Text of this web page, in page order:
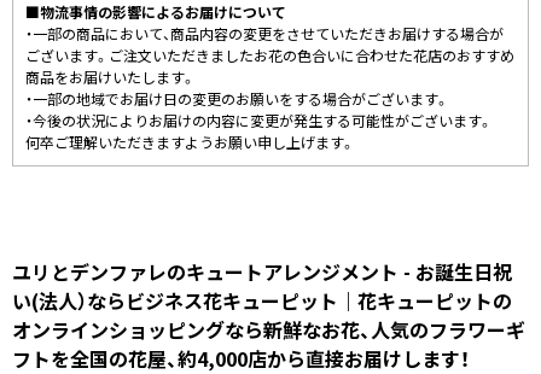
■物流事情の影響によるお届けについて
・一部の商品において、商品内容の変更をさせていただきお届けする場合が
ございます。ご注文いただきましたお花の色合いに合わせた花店のおすすめ
商品をお届けいたします。
・一部の地域でお届け日の変更のお願いをする場合がございます。
・今後の状況によりお届けの内容に変更が発生する可能性がございます。
何卒ご理解いただきますようお願い申し上げます。
ユリとデンファレのキュートアレンジメント - お誕生日祝
い(法人）ならビジネス花キューピット｜花キューピットの
オンラインショッピングなら新鮮なお花、人気のフラワーギ
フトを全国の花屋、約4,000店から直接お届けします！